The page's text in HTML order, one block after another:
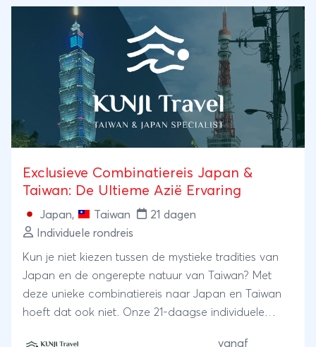
Exclusieve Combinatiereis Japan &
Taiwan: De Ultieme Azië Ervaring
Japan, Taiwan
21 dagen
Individuele rondreis
Kun je niet kiezen tussen de mystieke tradities van
Japan en de ongerepte natuur van Taiwan? Met
deze unieke combinatiereis naar Japan en Taiwan
hoeft dat ook niet. Onze 21-daagse individuele
vanaf